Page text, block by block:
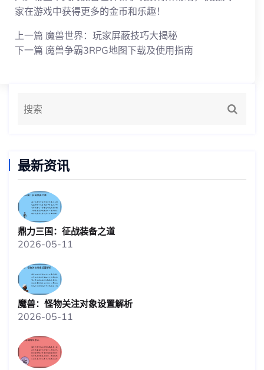
家在游戏中获得更多的金币和乐趣！
上一篇 魔兽世界：玩家屏蔽技巧大揭秘
下一篇 魔兽争霸3RPG地图下载及使用指南
最新资讯
鼎力三国：征战装备之道
2026-05-11
魔兽：怪物关注对象设置解析
2026-05-11